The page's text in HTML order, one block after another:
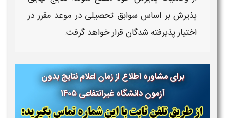
پذیرش بر اساس سوابق تحصیلی در موعد مقرر در
اختیار پذیرفته‌ شدگان قرار خواهد گرفت.
برای مشاوره اطلاع از زمان اعلام نتایج بدون
آزمون دانشگاه غیرانتفاعی ۱۴۰۵